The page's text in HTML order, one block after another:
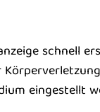
schnell
eingestellt